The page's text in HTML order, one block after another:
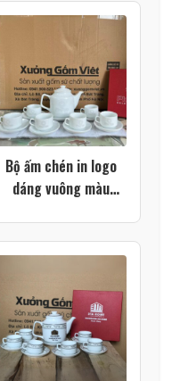
Bộ ấm chén in logo
dáng vuông màu